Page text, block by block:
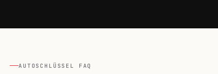
AUTOSCHLÜSSEL FAQ